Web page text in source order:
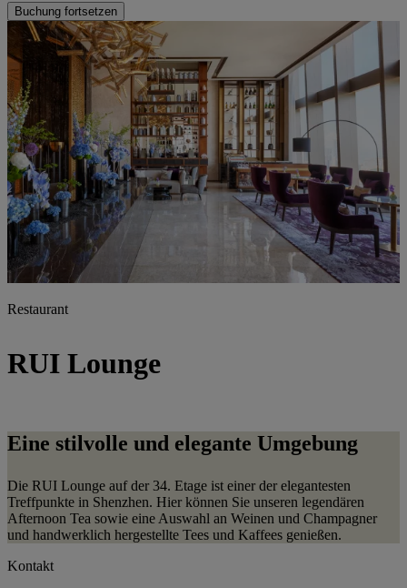
Buchung fortsetzen
Restaurant
RUI Lounge
Eine stilvolle und elegante Umgebung
Die RUI Lounge auf der 34. Etage ist einer der elegantesten
Treffpunkte in Shenzhen. Hier können Sie unseren legendären
Afternoon Tea sowie eine Auswahl an Weinen und Champagner
und handwerklich hergestellte Tees und Kaffees genießen.
Kontakt